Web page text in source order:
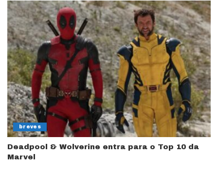
breves
Deadpool & Wolverine entra para o Top 10 da
Marvel